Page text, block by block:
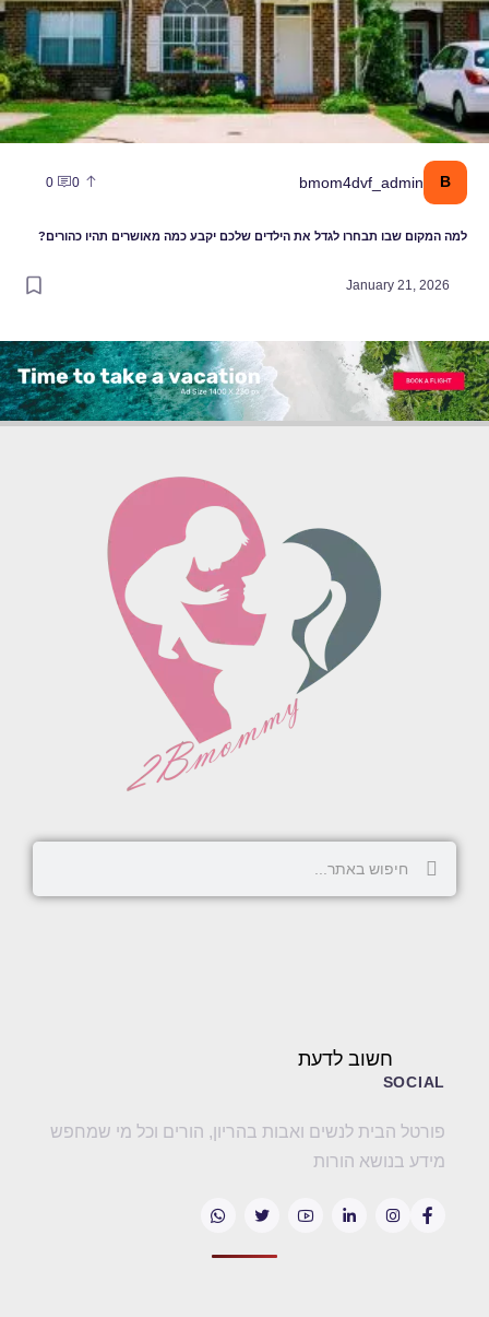
B
bmom4dvf_admin
0
0
למה המקום שבו תבחרו לגדל את הילדים שלכם יקבע כמה מאושרים תהיו כהורים?
January 21, 2026
חשוב לדעת
SOCIAL
פורטל הבית לנשים ואבות בהריון, הורים וכל מי שמחפש
מידע בנושא הורות